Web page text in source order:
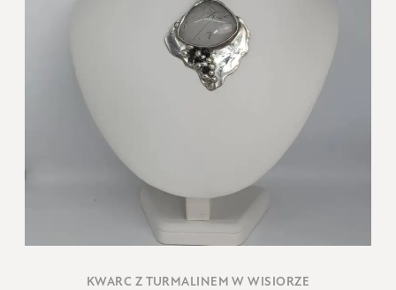
KWARC Z TURMALINEM W WISIORZE